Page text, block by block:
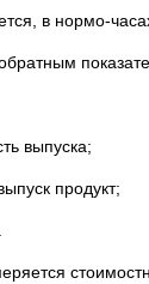
в нормо-
выпуска;
продукт;